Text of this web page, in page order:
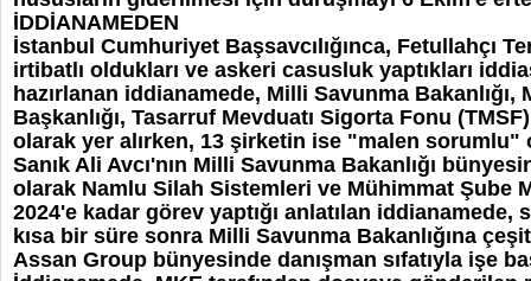
İDDİANAMEDEN
İstanbul Cumhuriyet Başsavcılığınca, Fetullahçı
irtibatlı oldukları ve askeri casusluk yaptıkları
hazırlanan iddianamede, Milli Savunma Bakanlığı,
Başkanlığı, Tasarruf Mevduatı Sigorta Fonu
olarak yer alırken, 13 şirketin ise "malen
Sanık Ali Avcı'nın Milli Savunma Bakanlığı
olarak Namlu Silah Sistemleri ve Mühimmat Şube
2024'e kadar görev yaptığı anlatılan iddianamede,
kısa bir süre sonra Milli Savunma Bakanlığına
Assan Group bünyesinde danışman sıfatıyla işe